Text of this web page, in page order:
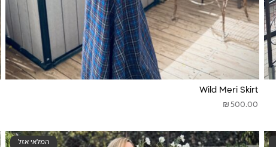
Wild Meri Skirt
₪ 500.00
המלאי אזל